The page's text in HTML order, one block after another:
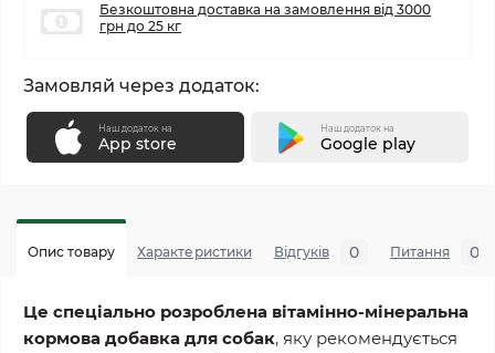
Безкоштовна доставка на замовлення від 3000
грн до 25 кг
Замовляй через додаток:
Наш додаток на
App store
Наш додаток на
Google play
Опис товару Характеристики Відгуків 0 Питання 0
Це спеціально розроблена вітамінно-мінеральна
кормова добавка для собак, яку рекомендується